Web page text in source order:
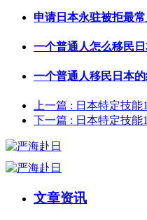
申请日本永驻被拒最
一个普通人怎么移民
一个普通人移民日本
上一篇 : 日本特定技能
下一篇 : 日本特定技能
文章资讯